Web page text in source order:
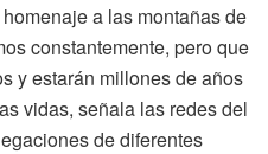
a las montañas de
constantemente, pero que
y estarán millones de años
vidas, señala las redes del
de diferentes